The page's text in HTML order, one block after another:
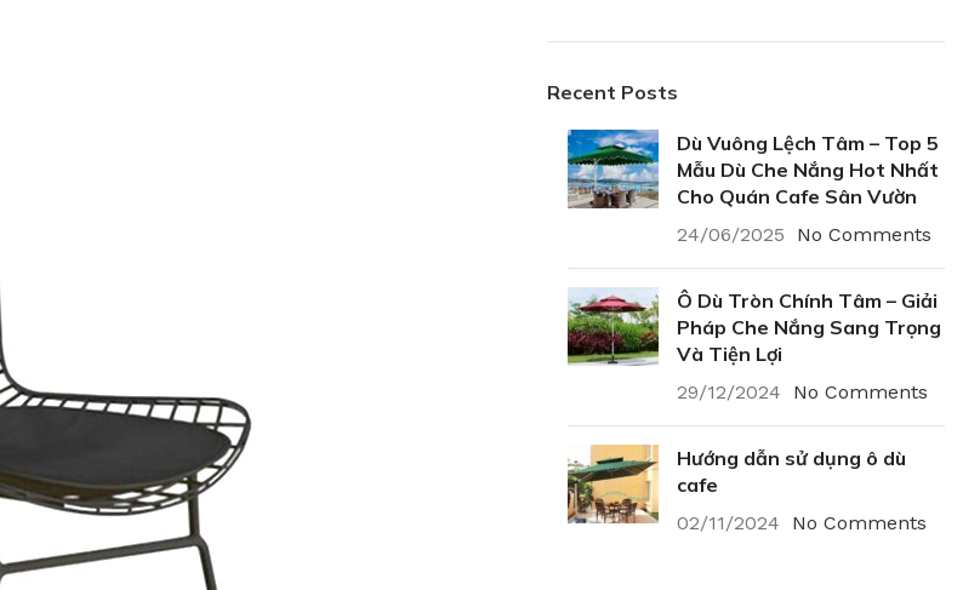
Recent Posts
Dù Vuông Lệch Tâm – Top 5
Mẫu Dù Che Nắng Hot Nhất
Cho Quán Cafe Sân Vườn
24/06/2025 No Comments
Ô Dù Tròn Chính Tâm – Giải
Pháp Che Nắng Sang Trọng
Và Tiện Lợi
29/12/2024 No Comments
Hướng dẫn sử dụng ô dù
cafe
02/11/2024 No Comments